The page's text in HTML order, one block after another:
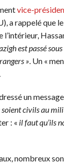
vice-
a rappelé que
est passé
». Un «
un
civils au
: « il faut qu’ils
nombreux